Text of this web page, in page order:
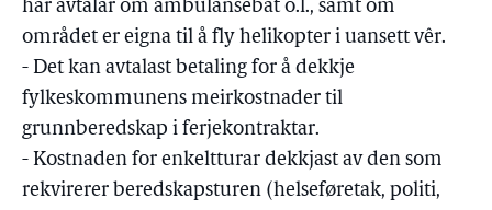
har avtalar om ambulansebåt o.l., samt om
området er eigna til å fly helikopter i uansett vêr.
- Det kan avtalast betaling for å dekkje
fylkeskommunens meirkostnader til
grunnberedskap i ferjekontraktar.
- Kostnaden for enkeltturar dekkjast av den som
rekvirerer beredskapsturen (helseføretak, politi,